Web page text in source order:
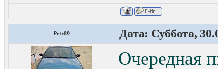
Petr89 Дата: Суббота,
Очередная